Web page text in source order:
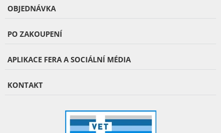
OBJEDNÁVKA
PO ZAKOUPENÍ
APLIKACE FERA A SOCIÁLNÍ MÉDIA
KONTAKT